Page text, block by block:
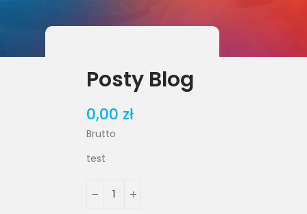
Posty Blog
0,00 zł
Brutto
test